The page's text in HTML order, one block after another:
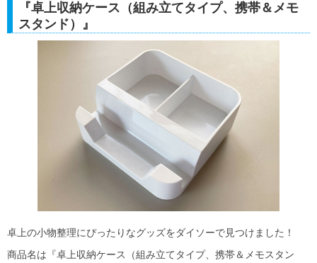
『卓上収納ケース（組み立てタイプ、携帯＆メモ
スタンド）』
卓上の小物整理にぴったりなグッズをダイソーで見つけました！
商品名は『卓上収納ケース（組み立てタイプ、携帯＆メモスタン